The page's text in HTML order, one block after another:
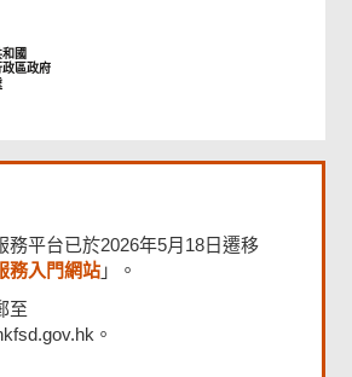
國
區政府
務平台已於2026年5月18日遷移
務入門網站 」。
至
。